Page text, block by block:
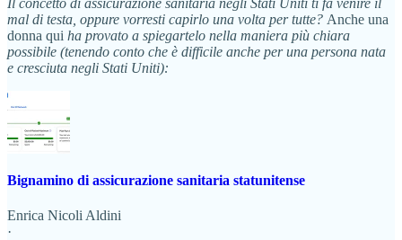
mal di testa, oppure vorresti capirlo una volta per tutte? Anche una
donna qui ha provato a spiegartelo nella maniera più chiara
possibile (tenendo conto che è difficile anche per una persona nata
e cresciuta negli Stati Uniti):
Bignamino di assicurazione sanitaria statunitense
Enrica Nicoli Aldini
·